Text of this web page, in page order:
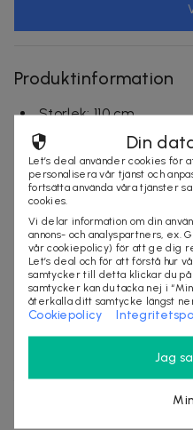
Produktinformation
Storlek: 110 cm
Villkor
Frakt tillkommer
Leveranstid: ca 10
vänligen kontakta
Mer om produkten
Perfekt lättskött
passar alla speciella
Vackert realistiskt
Justerbar flexibel stjälk
Din
Let’s deal använder cookies för
personalisera vår tjänst och
fortsätta använda våra tjänster
cookies.
Vi delar information om din
annons- och analyspartners, ex.
vår cookiepolicy) för att ge dig
Let’s deal och för att förstå hur
samtycker till detta klickar du på
samtycker kan du tacka nej i
återkalla ditt samtycke längst
Cookiepolicy
Jag